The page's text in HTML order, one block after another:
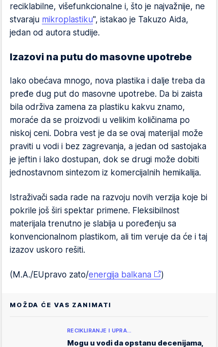
reciklabilne, višefunkcionalne i, što je najvažnije, ne
stvaraju mikroplastiku", istakao je Takuzo Aida,
jedan od autora studije.
Izazovi na putu do masovne upotrebe
Iako obećava mnogo, nova plastika i dalje treba da
pređe dug put do masovne upotrebe. Da bi zaista
bila održiva zamena za plastiku kakvu znamo,
moraće da se proizvodi u velikim količinama po
niskoj ceni. Dobra vest je da se ovaj materijal može
praviti u vodi i bez zagrevanja, a jedan od sastojaka
je jeftin i lako dostupan, dok se drugi može dobiti
jednostavnom sintezom iz komercijalnih hemikalija.
Istraživači sada rade na razvoju novih verzija koje bi
pokrile još širi spektar primene. Fleksibilnost
materijala trenutno je slabija u poređenju sa
konvencionalnom plastikom, ali tim veruje da će i taj
izazov uskoro rešiti.
(M.A./EUpravo zato/energija balkana )
MOŽDA ĆE VAS ZANIMATI
RECIKLIRANJE I UPRA…
Mogu u vodi da opstanu decenijama,